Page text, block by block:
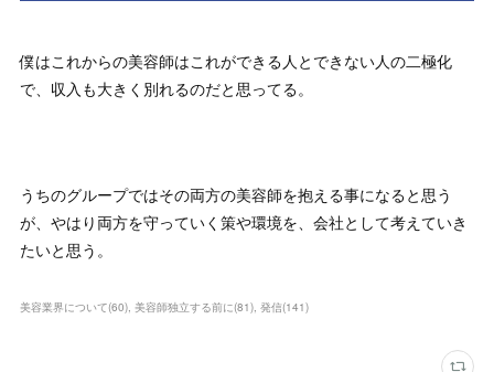
僕はこれからの美容師はこれができる人とできない人の二極化
で、収入も大きく別れるのだと思ってる。
うちのグループではその両方の美容師を抱える事になると思う
が、やはり両方を守っていく策や環境を、会社として考えていき
たいと思う。
美容業界について(60) 美容師独立する前に(81) 発信(141)